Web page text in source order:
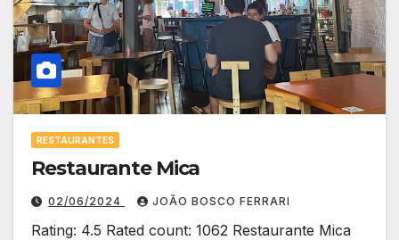
RESTAURANTES
Restaurante Mica
02/06/2024 JOÃO BOSCO FERRARI
Rating: 4.5 Rated count: 1062 Restaurante Mica